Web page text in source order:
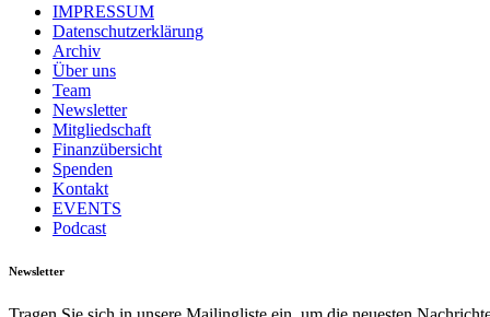
IMPRESSUM
Datenschutzerklärung
Archiv
Über uns
Team
Newsletter
Mitgliedschaft
Finanzübersicht
Spenden
Kontakt
EVENTS
Podcast
Newsletter